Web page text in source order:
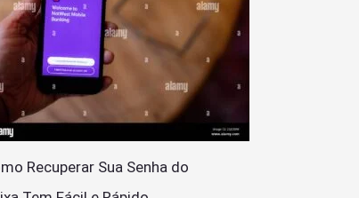
Recuperar Sua Senha do